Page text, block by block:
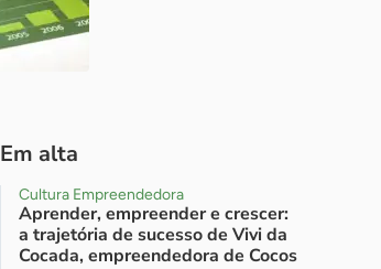
Em alta
Cultura Empreendedora
Aprender, empreender e crescer:
a trajetória de sucesso de Vivi da
Cocada, empreendedora de Cocos